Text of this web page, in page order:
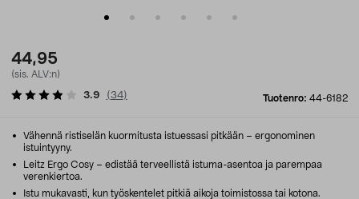
44,95
(sis. ALV:n)
Tuotenro: 44-6182
3.9 (34)
Vähennä ristiselän kuormitusta istuessasi pitkään – ergonominen
istuintyyny.
Leitz Ergo Cosy – edistää terveellistä istuma-asentoa ja parempaa
verenkiertoa.
Istu mukavasti, kun työskentelet pitkiä aikoja toimistossa tai kotona.